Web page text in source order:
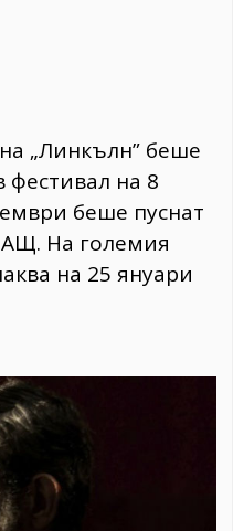
на „Линкълн” беше
на 8
беше пуснат
На големия
на 25 януари